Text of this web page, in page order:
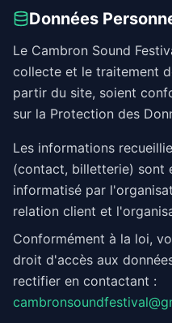
Données
Le Cambron Sound
collecte et le traitement
partir du site, soient
sur la Protection des
Les informations
(contact, billetterie) sont
informatisé par
relation client et
Conformément à la loi,
droit d'accès aux
rectifier en contactant :